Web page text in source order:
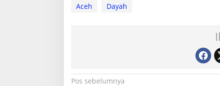
Aceh Dayah
Pos sebelumnya